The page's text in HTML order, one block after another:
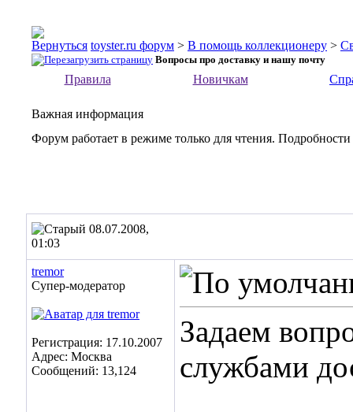
toyster.ru форум > В помощь коллекционеру >
Вопросы про доставку и нашу почту
Правила Новичкам
Важная информация
Форум работает в режиме только для чтения.
08.07.2008,
01:03
tremor
Супер-модератор
Регистрация: 17.10.2007
Адрес: Москва
Сообщений: 13,124
Задаем
службами